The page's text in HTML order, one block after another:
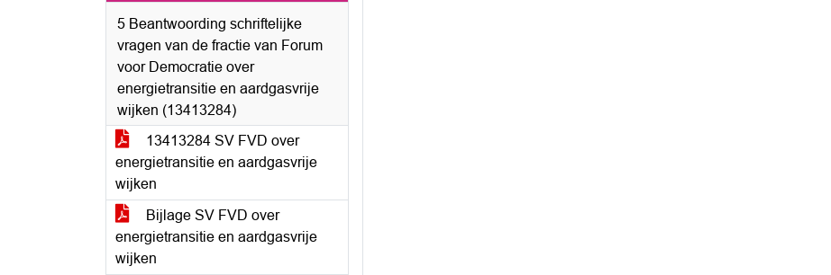
5 Beantwoording schriftelijke
vragen van de fractie van Forum
voor Democratie over
energietransitie en aardgasvrije
wijken (13413284)
13413284 SV FVD over
energietransitie en aardgasvrije
wijken
Bijlage SV FVD over
energietransitie en aardgasvrije
wijken